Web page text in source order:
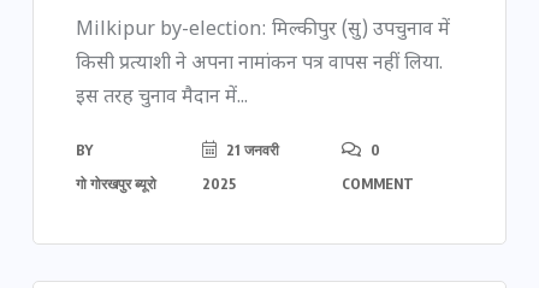
Milkipur by-election: मिल्कीपुर (सु) उपचुनाव में
किसी प्रत्याशी ने अपना नामांकन पत्र वापस नहीं लिया.
इस तरह चुनाव मैदान में...
BY
गो गोरखपुर ब्यूरो
21 जनवरी
2025
0
COMMENT